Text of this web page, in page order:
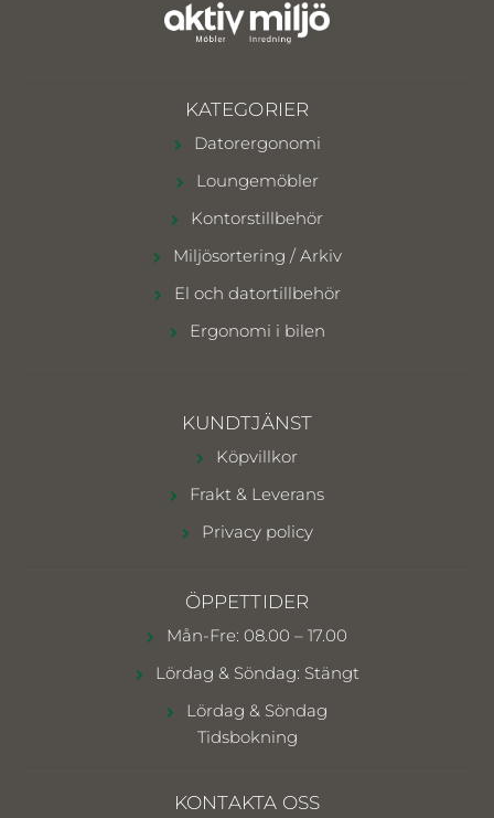
KATEGORIER
Datorergonomi
Loungemöbler
Kontorstillbehör
Miljösortering / Arkiv
El och datortillbehör
Ergonomi i bilen
KUNDTJÄNST
Köpvillkor
Frakt & Leverans
Privacy policy
ÖPPETTIDER
Mån-Fre: 08.00 – 17.00
Lördag & Söndag: Stängt
Lördag & Söndag
Tidsbokning
KONTAKTA OSS